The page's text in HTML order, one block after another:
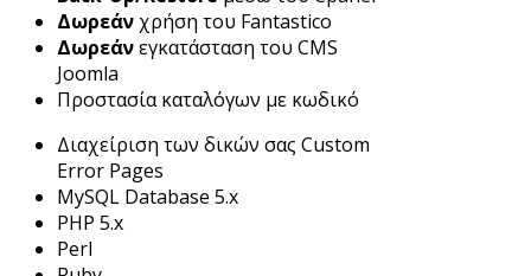
Δωρεάν χρήση του Fantastico
Δωρεάνεγκατάσταση του CMS
Joomla
Προστασία καταλόγων με κωδικό
Διαχείριση των δικών σας Custom
Error Pages
MySQL Database 5.x
PHP 5.x
Perl